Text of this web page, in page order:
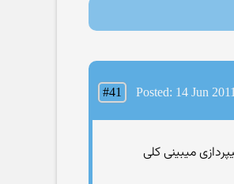
#41 Posted: 14 Jun
میبینی کلی